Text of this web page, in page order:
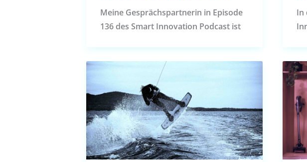
Meine Gesprächspartnerin in Episode
136 des Smart Innovation Podcast ist
In